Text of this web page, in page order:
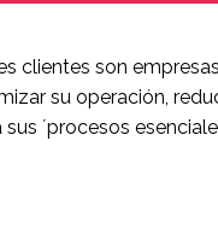
clientes son
su operación,
´procesos